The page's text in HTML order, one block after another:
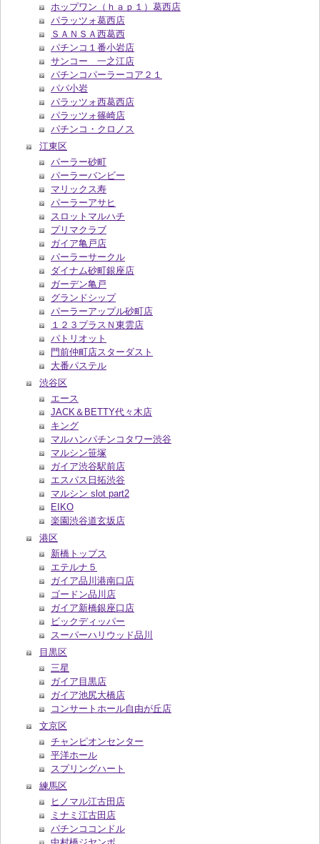
ホップワン（ｈａｐ１）葛西店
パラッツォ葛西店
ＳＡＮＳＡ西葛西
パチンコ１番小岩店
サンコー 一之江店
パチンコパーラーコア２１
パパ小岩
パラッツォ西葛西店
パラッツォ篠崎店
パチンコ・クロノス
江東区
パーラー砂町
パーラーバンビー
マリックス寿
パーラーアサヒ
スロットマルハチ
プリマクラブ
ガイア亀戸店
パーラーサークル
ダイナム砂町銀座店
ガーデン亀戸
グランドシップ
パーラーアップル砂町店
１２３プラスＮ東雲店
パトリオット
門前仲町店スターダスト
大番パステル
渋谷区
エース
JACK＆BETTY代々木店
キング
マルハンパチンコタワー渋谷
マルシン笹塚
ガイア渋谷駅前店
エスパス日拓渋谷
マルシン slot part2
EIKO
楽園渋谷道玄坂店
港区
新橋トップス
エテルナ５
ガイア品川港南口店
ゴードン品川店
ガイア新橋銀座口店
ビックディッパー
スーパーハリウッド品川
目黒区
三星
ガイア目黒店
ガイア池尻大橋店
コンサートホール自由が丘店
文京区
チャンピオンセンター
平洋ホール
スプリングハート
練馬区
ヒノマル江古田店
ミナミ江古田店
パチンココンドル